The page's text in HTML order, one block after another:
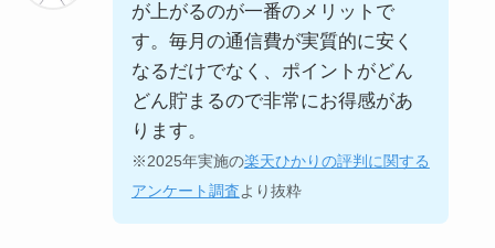
が上がるのが一番のメリットで
す。毎月の通信費が実質的に安く
なるだけでなく、ポイントがどん
どん貯まるので非常にお得感があ
ります。
※2025年実施の楽天ひかりの評判に関する
アンケート調査より抜粋